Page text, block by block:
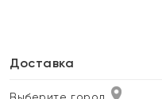
Доставка